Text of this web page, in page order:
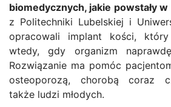
biomedycznych, jakie powstały
z Politechniki Lubelskiej i
opracowali implant kości,
wtedy, gdy organizm
Rozwiązanie ma pomóc
osteoporozą, chorobą coraz
także ludzi młodych.